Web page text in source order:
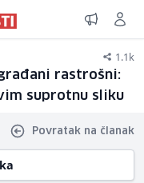
1.1k
rastrošni:
suprotnu sliku
Povratak na članak